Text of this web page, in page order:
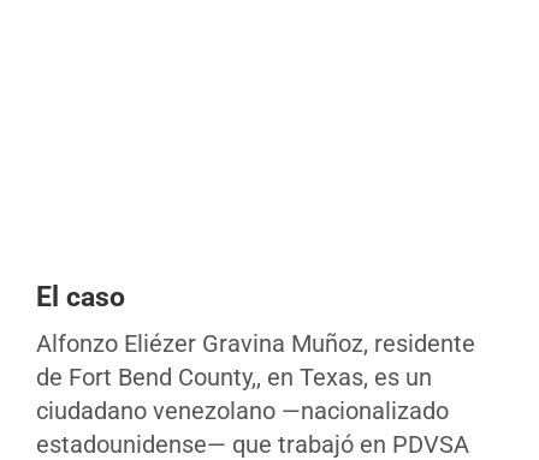
El caso
Alfonzo Eliézer Gravina Muñoz, residente
de Fort Bend County,, en Texas, es un
ciudadano venezolano —nacionalizado
estadounidense— que trabajó en PDVSA